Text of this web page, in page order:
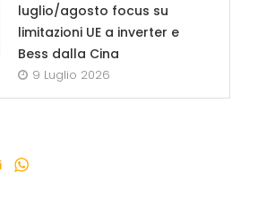
luglio/agosto focus su
limitazioni UE a inverter e
Bess dalla Cina
9 Luglio 2026
Email